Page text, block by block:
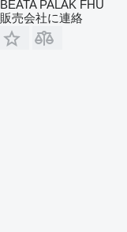
BEATA PALAK FHU
販売会社に連絡